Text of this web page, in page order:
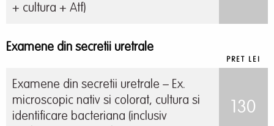
+ cultura + Atf)
Examene din secretii uretrale
PRET LEI
Examene din secretii uretrale – Ex.
microscopic nativ si colorat, cultura si
identificare bacteriana (inclusiv
130